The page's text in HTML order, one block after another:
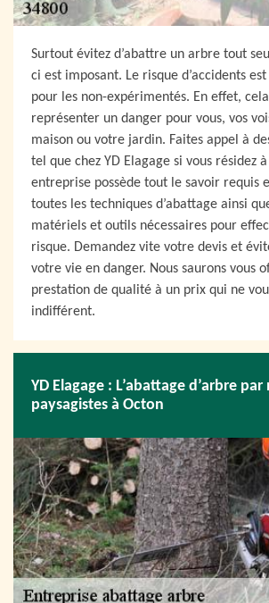
Surtout évitez d’abattre un arbre tout
ci est imposant. Le risque d’accidents
pour les non-expérimentés. En effet,
représenter un danger pour vous, vos
maison ou votre jardin. Faites appel à
tel que chez YD Elagage si vous résidez
entreprise possède tout le savoir requis
toutes les techniques d’abattage ainsi
matériels et outils nécessaires pour
risque. Demandez vite votre devis et
votre vie en danger. Nous saurons vous
prestation de qualité à un prix qui ne
indifférent.
YD Elagage : L’abattage d’arbre
paysagistes à Octon